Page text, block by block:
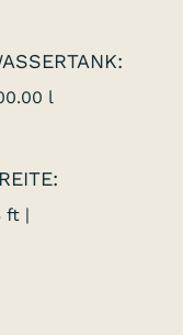
l
ft |